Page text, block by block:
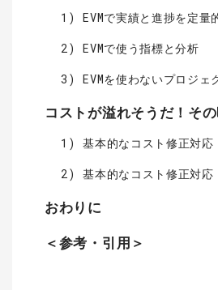
1) EVMで実績と進捗を定量
2) EVMで使う指標と分析
3) EVMを使わないプロジェ
コストが溢れそうだ！その
1) 基本的なコスト修正対応
2) 基本的なコスト修正対応
おわりに
＜参考・引用＞